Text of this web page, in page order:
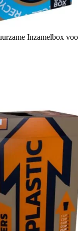
Inzamelbox